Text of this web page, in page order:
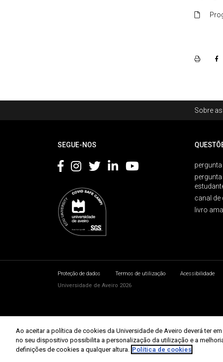
Sobre
SEGUE-NOS
canal de
livro
Proteção de dados Termos de utilização Acessibilidade
Universidade de Aveiro 2026
Ao aceitar a política de cookies da Universidade de Aveiro deverá ter
no seu dispositivo possibilita a personalização da utilização e a
definições de cookies a qualquer altura. Política de cookies